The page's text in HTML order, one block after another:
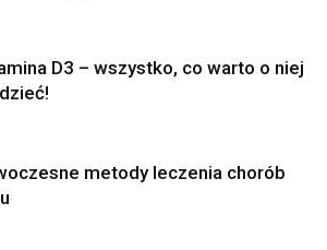
D3 – wszystko, co warto o niej
metody leczenia chorób